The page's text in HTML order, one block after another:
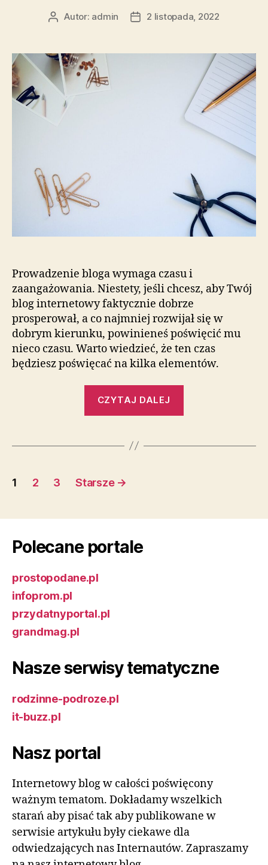
AutorAutor: admin
Data2 listopada, 2022
Prowadzenie bloga wymaga czasu i
zaangażowania. Niestety, jeśli chcesz, aby Twój
blog internetowy faktycznie dobrze
prosperował, a co najmniej rozwijał się w
dobrym kierunku, powinieneś poświęcić mu
nieco czasu. Warto wiedzieć, że ten czas
będziesz poświęcać na kilka elementów.
CZYTAJ DALEJ
Nawigacja
wpisach
1 2 3 Starsze →
Polecane portale
prostopodane.pl
infoprom.pl
przydatnyportal.pl
grandmag.pl
Nasze serwisy tematyczne
rodzinne-podroze.pl
it-buzz.pl
Nasz portal
Internetowy blog w całości poświęcony
ważnym tematom. Dokładamy wszelkich
starań aby pisać tak aby publikowane w
serwisie artykułu były ciekawe dla
odwiedzających nas Internautów. Zapraszamy